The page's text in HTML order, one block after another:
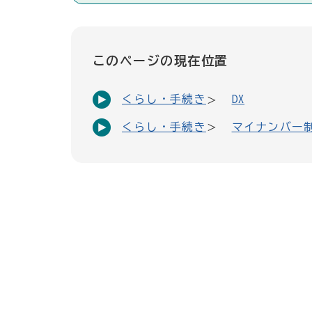
このページの現在位置
くらし・手続き DX
くらし・手続き マイナンバー